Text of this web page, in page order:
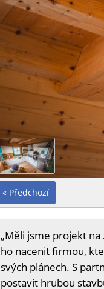
« Předchozí
„Měli jsme projekt
ho nacenit firmou,
svých plánech. S
postavit hrubou